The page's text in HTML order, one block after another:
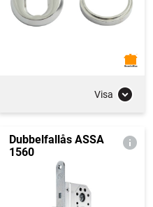
Visa
Dubbelfallås ASSA
1560